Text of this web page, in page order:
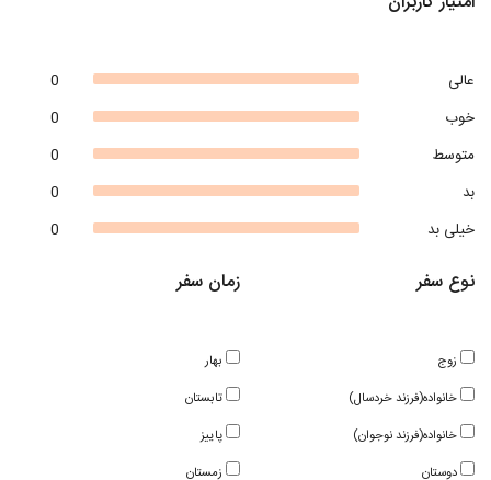
0
عالی
0
خوب
0
متوسط
0
بد
0
خیلی بد
زمان سفر
بهار
تابستان
پاییز
زمستان
نوع سفر
زوج
خانواده(فرزند خردسال)
خانواده(فرزند نوجوان)
دوستان